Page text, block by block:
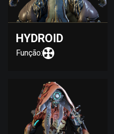
HYDROID
Função: